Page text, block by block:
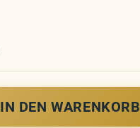
IN DEN WARENKORB